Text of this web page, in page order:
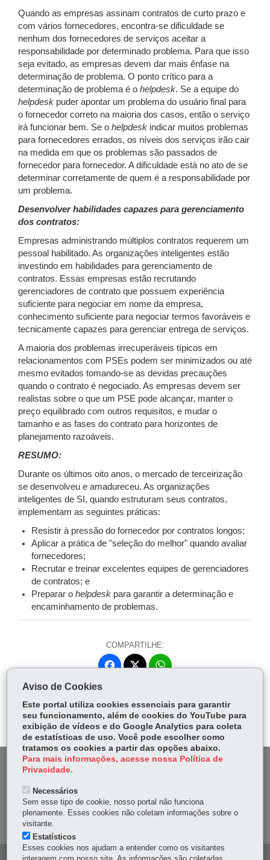
Quando as empresas assinam contratos de curto prazo e
com vários fornecedores, encontra-se dificuldade se
nenhum dos fornecedores de serviços aceitar a
responsabilidade por determinado problema. Para que isso
seja evitado, as empresas devem dar mais ênfase na
determinação de problema. O ponto crítico para a
determinação de problema é o helpdesk. Se a equipe do
helpdesk puder apontar um problema do usuário final para
o fornecedor correto na maioria dos casos, então o serviço
irá funcionar bem. Se o helpdesk indicar muitos problemas
para fornecedores errados, os níveis dos serviços irão cair
na medida em que os problemas são passados de
fornecedor para fornecedor. A dificuldade está no ato de se
determinar corretamente de quem é a responsabilidade por
um problema.
Desenvolver habilidades capazes para gerenciamento
dos contratos:
Empresas administrando múltiplos contratos requerem um
pessoal habilitado. As organizações inteligentes estão
investindo em habilidades para gerenciamento de
contratos. Essas empresas estão recrutando
gerenciadores de contrato que possuem experiência
suficiente para negociar em nome da empresa,
conhecimento suficiente para negociar termos favoráveis e
tecnicamente capazes para gerenciar entrega de serviços.
A maioria dos problemas irrecuperáveis típicos em
relacionamentos com PSEs podem ser minimizados ou até
mesmo evitados tomando-se as devidas precauções
quando o contrato é negociado. As empresas devem ser
realistas sobre o que um PSE pode alcançar, manter o
preço equilibrado com outros requisitos, e mudar o
tamanho e as fases do contrato para horizontes de
planejamento razoáveis.
RESUMO:
Durante os últimos oito anos, o mercado de terceirização
se desenvolveu e amadureceu. As organizações
inteligentes de SI, quando estruturam seus contratos,
implementam as seguintes práticas:
Resistir à pressão do fornecedor por contratos longos;
Aplicar a prática de "seleção do melhor" quando avaliar
fornecedores;
Recrutar e treinar excelentes equipes de gerenciadores
de contratos; e
Preparar ohelpdesk para garantir a determinação e
encaminhamento de problemas.
COMPARTILHE:
Fa
ok
itt
er
W
Ap
p
DENUNCIE CORRUPÇÃO
OUVIDORIA
Aviso de Cookies
Este portal utiliza cookies essenciais para garantir
seu funcionamento, além de cookies do YouTube para
exibição de vídeos e do Google Analytics para coleta
de estatísticas de uso. Você pode escolher como
tratamos os cookies a partir das opções abaixo.
Para mais informações, acesse nossa Política de
Privacidade.
Necessários
Sem esse tipo de cookie, nosso portal não funciona
plenamente. Esses cookies não coletam informações sobre o
visitante.
Estatísticos
Esses cookies nos ajudam a entender como os visitantes